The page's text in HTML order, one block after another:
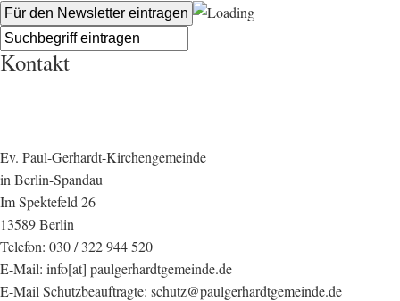
Kontakt
Ev. Paul-Gerhardt-Kirchengemeinde
in Berlin-Spandau
Im Spektefeld 26
13589 Berlin
Telefon: 030 / 322 944 520
E-Mail: info[at] paulgerhardtgemeinde.de
E-Mail Schutzbeauftragte: schutz@paulgerhardtgemeinde.de